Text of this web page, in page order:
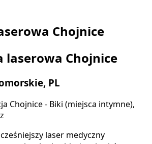
Chojnice
laserowa Chojnice
PL
Chojnice - Biki (miejsca intymne),
laser medyczny